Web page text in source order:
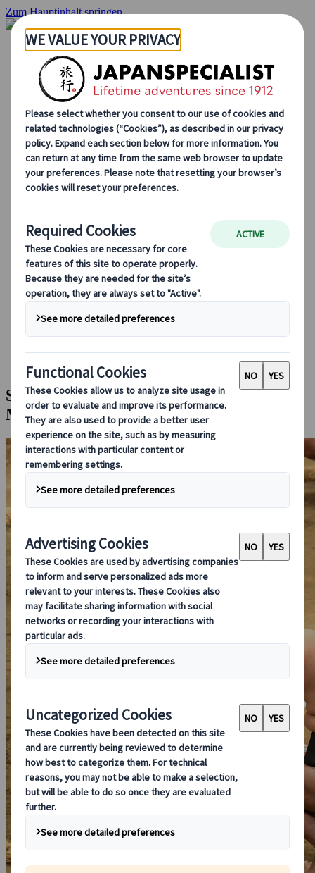
Zum Hauptinhalt springen
Startseite
Rundreisen
Individuelle Reisen
Gruppenreisen
Selbstfahrerreisen
Ausflüge
Maßgeschneiderte Gruppenreisen
Japan Rail Pass
Wie wir arbeiten
Über uns
Treffen Sie unser Team
Werden Sie Teil unseres Teams
Saisonale Reisetipps
Highlights des Reiseziels
Kulturelle Einblicke
Kulinarische Erlebnisse
Entdecke Japan mit dem Zug
Häufig gestellte Fragen
Wichtige Informationen
Etikette in Japan
Autofahren in Japan
Bei uns buchen
Japan Rail Pass
Unterkunft
Online-Beratung
Sumo-Training und Chanko-Nabe-
Mittagessen